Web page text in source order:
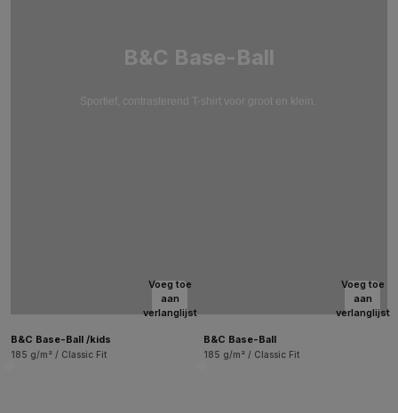
B&C Base-Ball
Sportief, contrasterend T-shirt voor groot en klein.
Voeg toe
aan
verlanglijst
B&C Base-Ball /kids
185 g/m² / Classic Fit
Voeg toe
aan
verlanglijst
B&C Base-Ball
185 g/m² / Classic Fit